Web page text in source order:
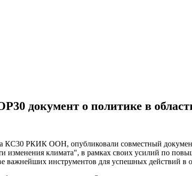
документ о политике в
КС30 РКИК ООН, опубликовали совместный
изменения климата", в рамках своих усилий по
инструментов для успешных действий в